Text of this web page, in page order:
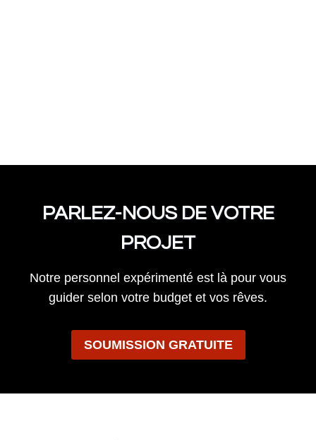
PARLEZ-NOUS DE VOTRE
PROJET
Notre personnel expérimenté est là pour vous
guider selon votre budget et vos rêves.
SOUMISSION GRATUITE